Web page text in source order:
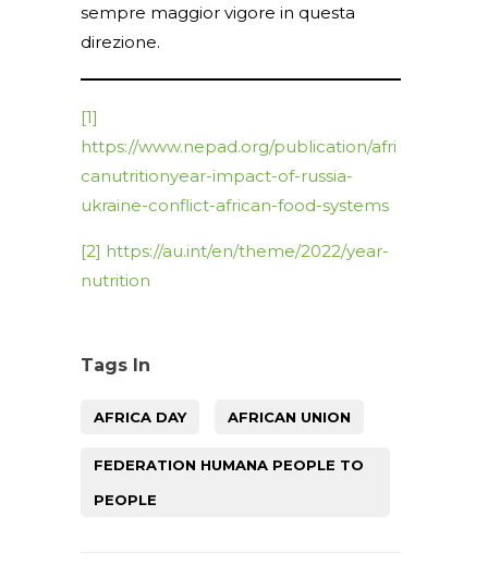
sempre maggior vigore in questa
direzione.
[1]
https://www.nepad.org/publication/afri
canutritionyear-impact-of-russia-
ukraine-conflict-african-food-systems
[2] https://au.int/en/theme/2022/year-
nutrition
Tags In
AFRICA DAY AFRICAN UNION
FEDERATION HUMANA PEOPLE TO
PEOPLE